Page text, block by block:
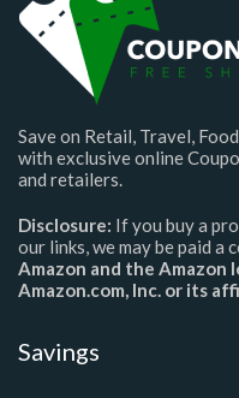
Save on Retail, Travel,
with exclusive online
and retailers.
Disclosure: If you buy a
our links, we may be paid a
Amazon and the Amazon
Amazon.com, Inc. or its
Savings